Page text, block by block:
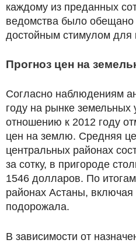
каждому из преданных
ведомства было
достойным стимулом для
Прогноз цен на
Согласно наблюдениям
году на рынке земельных
отношению к 2012 году
цен на землю. Средняя
центральных районах
за сотку, в пригороде
1546 долларов. По
районах Астаны, включая
подорожала.
В зависимости от